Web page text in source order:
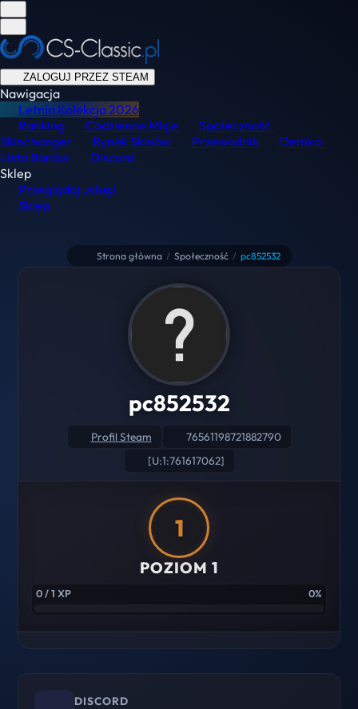
ZALOGUJ PRZEZ STEAM
Nawigacja
Letnia Kolekcja2026
Ranking
Codzienne Misje
Społeczność
Skinchanger
Rynek Skinów Przewodnik
Demka
Lista Banów
Discord
Sklep
Przeglądaj usługi
Sklep
Strona główna / Społeczność / pc852532
pc852532
Profil Steam
76561198721882790
[U:1:761617062]
1
POZIOM 1
0 / 1 XP 0%
DISCORD